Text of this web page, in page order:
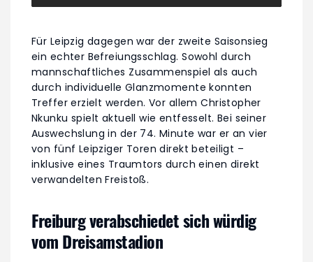
Für Leipzig dagegen war der zweite Saisonsieg
ein echter Befreiungsschlag. Sowohl durch
mannschaftliches Zusammenspiel als auch
durch individuelle Glanzmomente konnten
Treffer erzielt werden. Vor allem Christopher
Nkunku spielt aktuell wie entfesselt. Bei seiner
Auswechslung in der 74. Minute war er an vier
von fünf Leipziger Toren direkt beteiligt –
inklusive eines Traumtors durch einen direkt
verwandelten Freistoß.
Freiburg verabschiedet sich würdig
vom Dreisamstadion